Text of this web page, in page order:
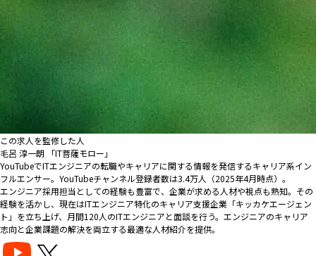
この求人を監修した人
毛呂 淳一朗 「IT菩薩モロー」
YouTubeでITエンジニアの転職やキャリアに関する情報を発信するキャリア系イン
フルエンサー。YouTubeチャンネル登録者数は3.4万人（2025年4月時点）。
エンジニア採用担当としての経験も豊富で、企業が求める人材や視点も熟知。その
経験を活かし、現在はITエンジニア特化のキャリア支援企業「キッカケエージェン
ト」を立ち上げ、月間120人のITエンジニアと面談を行う。エンジニアのキャリア
志向と企業課題の解決を両立する最適な人材紹介を提供。